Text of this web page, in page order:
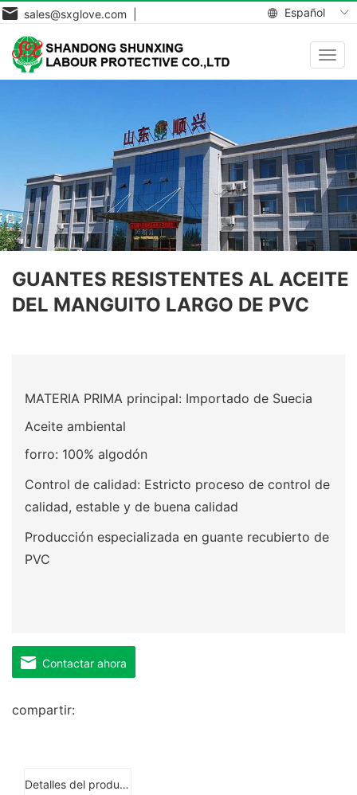
Español
sales@sxglove.com |
GUANTES RESISTENTES AL ACEITE
DEL MANGUITO LARGO DE PVC
MATERIA PRIMA principal: Importado de Suecia
Aceite ambiental
forro: 100% algodón
Control de calidad: Estricto proceso de control de
calidad, estable y de buena calidad
Producción especializada en guante recubierto de
PVC
Contactar ahora
compartir:
Detalles del producto